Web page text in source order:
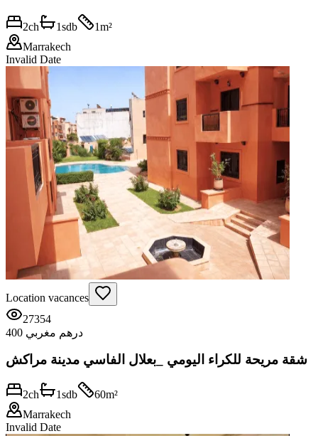
2ch 1sdb 1m²
Marrakech
Invalid Date
Location vacances
27354
400 درهم مغربي
شقة مريحة للكراء اليومي _بعلال الفاسي مدينة مراكش
2ch 1sdb 60m²
Marrakech
Invalid Date